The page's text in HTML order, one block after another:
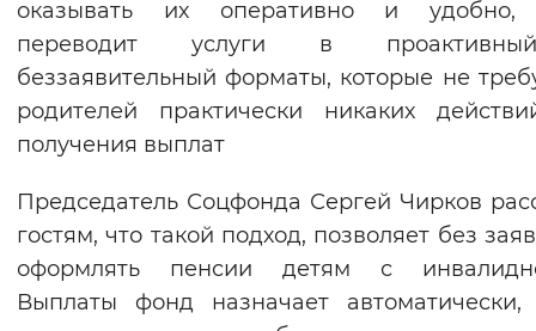
оказывать их оперативно и удобно,
переводит услуги в
беззаявительный форматы, которые не
родителей практически никаких
получения выплат
Председатель Соцфонда Сергей Чирков
гостям, что такой подход, позволяет без
оформлять пенсии детям с
Выплаты фонд назначает автоматически,